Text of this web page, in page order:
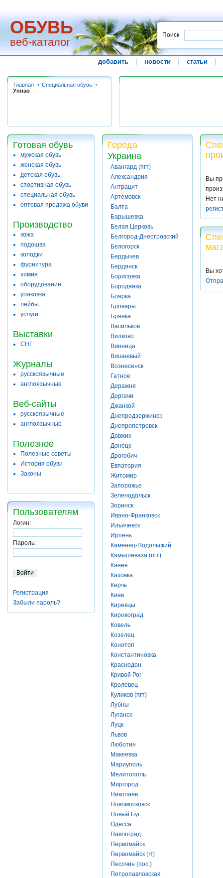
ОБУВЬ
веб-каталог
Поиск
добавить новости статьи
Главная
Специальная обувь
Уннао
Готовая обувь
мужская обувь
женская обувь
детская обувь
спортивная обувь
специальная обувь
оптовая продажа обуви
Производство
кожа
подошва
колодки
фурнитура
химия
оборудование
упаковка
лейбы
услуги
Выставки
СНГ
Журналы
русскоязычные
англоязычные
Веб-сайты
русскоязычные
англоязычные
Полезное
Полезные советы
История обуви
Законы
Пользователям
Логин:
Пароль:
Регистрация
Забыли пароль?
Города
Украина
Авангард (пгт)
Александрия
Антрацит
Артемовск
Балта
Барышевка
Белая Церковь
Белгород-Днестровский
Белогорск
Бердычев
Бердянск
Борисовка
Бородянка
Боярка
Бровары
Брянка
Васильков
Вилково
Винница
Вишневый
Вознесенск
Гатное
Деражня
Дергачи
Джанкой
Днепродзержинск
Днепропетровск
Довжик
Донецк
Дрогобич
Евпатория
Житомир
Запорожье
Зеленодольск
Зоринск
Ивано-Франковск
Ильичевск
Ирпень
Каменец-Подольский
Камышеваха (пгт)
Канев
Каховка
Керчь
Киев
Киревцы
Кировоград
Ковель
Козелец
Конотоп
Константиновка
Краснодон
Кривой Рог
Кролевец
Куликов (пгт)
Лубны
Луганск
Луцк
Львов
Люботин
Макеевка
Мариуполь
Мелитополь
Миргород
Николаев
Новомосковск
Новый Буг
Одесса
Павлоград
Первомайск
Первомайск (Н)
Песочин (пос.)
Петропавловская
Вы
Нет
Вы